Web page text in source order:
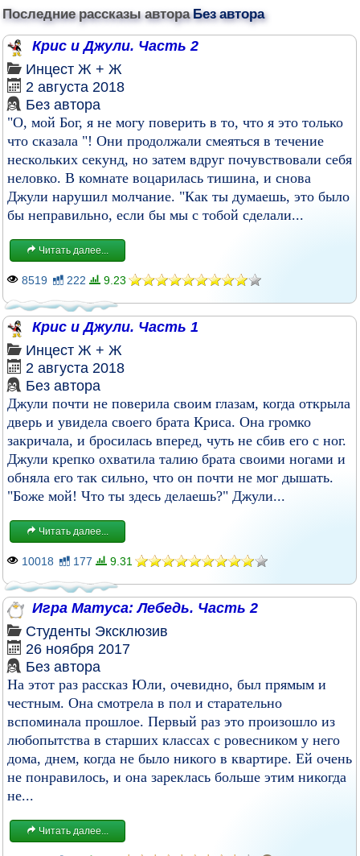
Последние рассказы автораБез автора
Крис и Джули. Часть 2
Инцест Ж + Ж
2 августа 2018
Без автора
"О, мой Бог, я не могу поверить в то, что я это только
что сказала "! Они продолжали смеяться в течение
нескольких секунд, но затем вдруг почувствовали себя
неловко. В комнате воцарилась тишина, и снова
Джули нарушил молчание. "Как ты думаешь, это было
бы неправильно, если бы мы с тобой сделали...
Читать далее...
8519 222 9.23
Крис и Джули. Часть 1
Инцест Ж + Ж
2 августа 2018
Без автора
Джули почти не поверила своим глазам, когда открыла
дверь и увидела своего брата Криса. Она громко
закричала, и бросилась вперед, чуть не сбив его с ног.
Джули крепко охватила талию брата своими ногами и
обняла его так сильно, что он почти не мог дышать.
"Боже мой! Что ты здесь делаешь?" Джули...
Читать далее...
10018 177 9.31
Игра Матуса: Лебедь. Часть 2
Студенты Эксклюзив
26 ноября 2017
Без автора
На этот раз рассказ Юли, очевидно, был прямым и
честным. Она смотрела в пол и старательно
вспоминала прошлое. Первый раз это произошло из
любопытства в старших классах с ровесником у него
дома, днем, когда не было никого в квартире. Ей очень
не понравилось, и она зареклась больше этим никогда
не...
Читать далее...